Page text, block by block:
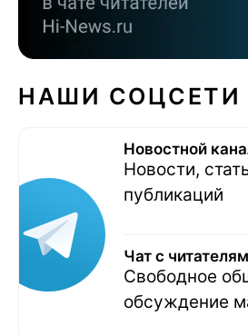
НАШИ СОЦСЕТИ
Новостной
Новости,
публикаций
Чат с
Свободное
обсуждение